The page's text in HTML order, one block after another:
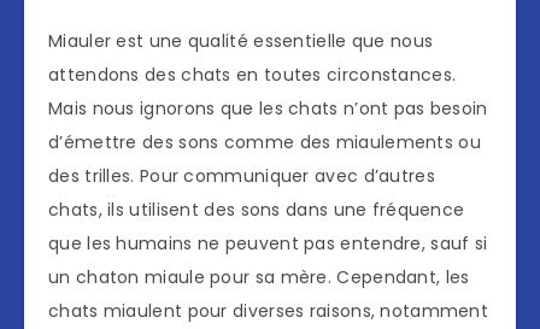
Miauler est une qualité essentielle que nous
attendons des chats en toutes circonstances.
Mais nous ignorons que les chats n’ont pas besoin
d’émettre des sons comme des miaulements ou
des trilles. Pour communiquer avec d’autres
chats, ils utilisent des sons dans une fréquence
que les humains ne peuvent pas entendre, sauf si
un chaton miaule pour sa mère. Cependant, les
chats miaulent pour diverses raisons, notamment